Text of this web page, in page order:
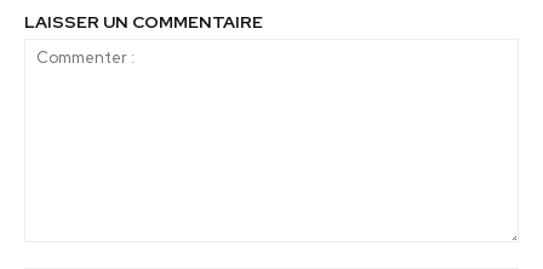
LAISSER UN COMMENTAIRE